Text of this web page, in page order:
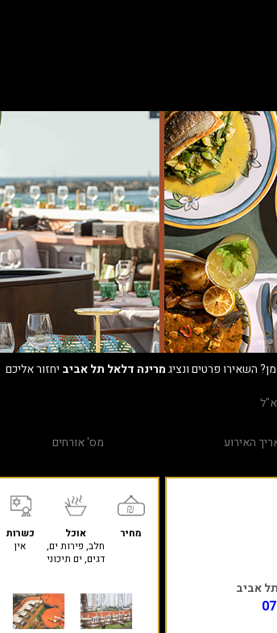
השאירו פרטים ונציגמרינה דלאל תל אביב יחזור אליכם
מחיר אוכל כשרות
חלב, פירות ים,
דגים, ים תיכוני
אין